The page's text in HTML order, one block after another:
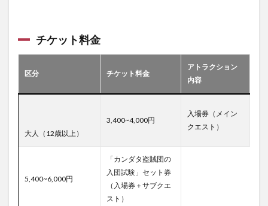
チケット料金
区分 チケット料金
アトラクション
内容
大人（12歳以上）
3,400~4,000円
入場券（メイン
クエスト）
5,400~6,000円
「カンダタ盗賊団の
入団試験」セット券
（入場券＋サブクエ
スト）